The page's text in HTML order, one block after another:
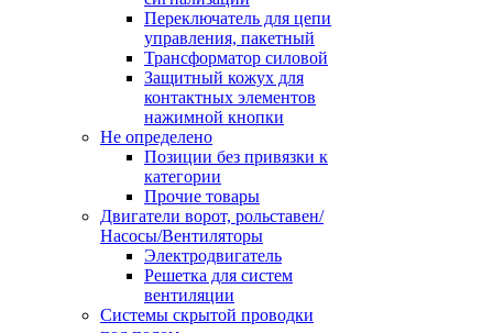
Переключатель для цепи
управления, пакетный
Трансформатор силовой
Защитный кожух для
контактных элементов
нажимной кнопки
Не определено
Позиции без привязки к
категории
Прочие товары
Двигатели ворот, рольставен/
Насосы/Вентиляторы
Электродвигатель
Решетка для систем
вентиляции
Системы скрытой проводки